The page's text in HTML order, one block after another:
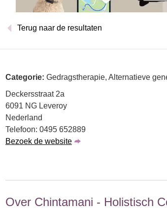
Terug naar de resultaten
Categorie: Gedragstherapie, Alternatieve
Deckersstraat 2a
6091 NG Leveroy
Nederland
Telefoon: 0495 652889
Bezoek de website
Over Chintamani - Holistisch